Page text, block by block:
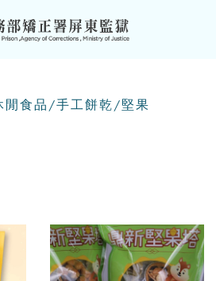
閒食品/手工餅乾/堅果